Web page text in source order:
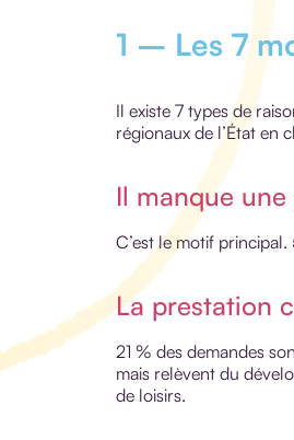
1 – Les 7
Il existe 7 types de
régionaux de l’État en
Il manque
C’est le motif
La prestation
21 % des demandes
mais relèvent du
de loisirs.